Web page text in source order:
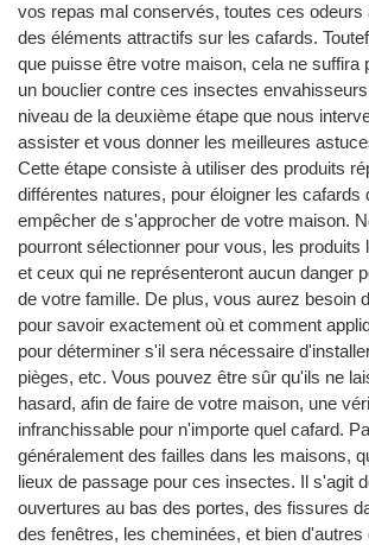
vos repas mal conservés, toutes ces
des éléments attractifs sur les cafards.
que puisse être votre maison, cela ne suffira
un bouclier contre ces insectes
niveau de la deuxième étape que nous
assister et vous donner les meilleures
Cette étape consiste à utiliser des produits
différentes natures, pour éloigner les cafards
empêcher de s'approcher de votre maison.
pourront sélectionner pour vous, les produits
et ceux qui ne représenteront aucun danger
de votre famille. De plus, vous aurez besoin
pour savoir exactement où et comment
pour déterminer s'il sera nécessaire
pièges, etc. Vous pouvez être sûr qu'ils ne
hasard, afin de faire de votre maison, une
infranchissable pour n'importe quel cafard.
généralement des failles dans les maisons,
lieux de passage pour ces insectes. Il s'agit
ouvertures au bas des portes, des fissures
des fenêtres, les cheminées, et bien